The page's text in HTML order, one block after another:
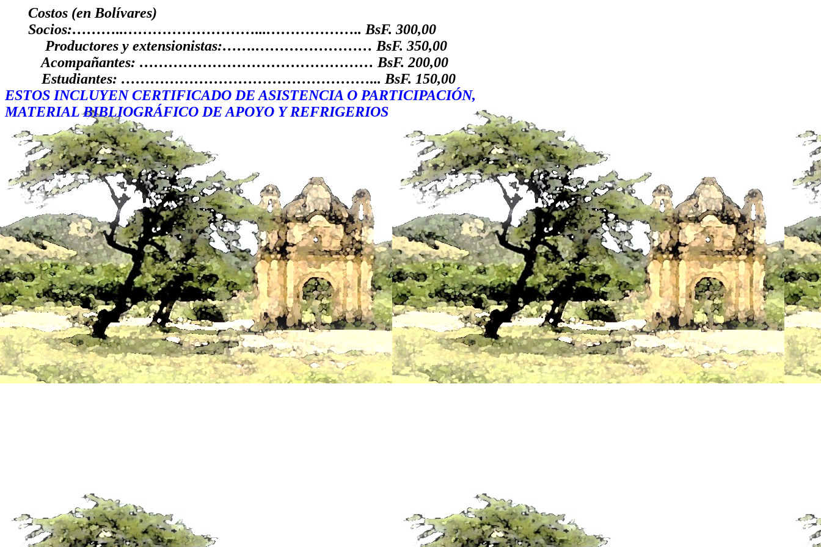
Costos (en Bolívares)
Socios:………..………………………...……………….. BsF. 300,00
Productores y extensionistas:…….…………………… BsF. 350,00
Acompañantes: ………………………………………… BsF. 200,00
Estudiantes: ……………………………………………... BsF. 150,00
ESTOS INCLUYEN CERTIFICADO DE ASISTENCIA O PARTICIPACIÓN,
MATERIAL BIBLIOGRÁFICO DE APOYO Y REFRIGERIOS